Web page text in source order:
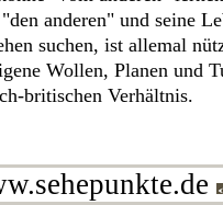
anderen" und seine
suchen, ist allemal
Wollen, Planen und
britischen Verhältnis.